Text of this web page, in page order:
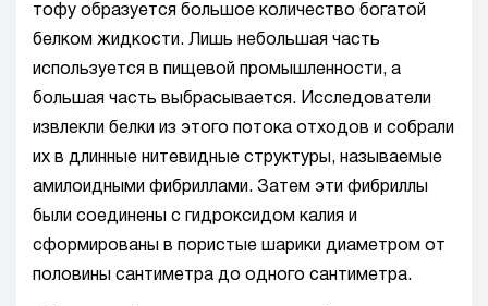
тофу образуется большое количество богатой
белком жидкости. Лишь небольшая часть
используется в пищевой промышленности, а
большая часть выбрасывается. Исследователи
извлекли белки из этого потока отходов и собрали
их в длинные нитевидные структуры, называемые
амилоидными фибриллами. Затем эти фибриллы
были соединены с гидроксидом калия и
сформированы в пористые шарики диаметром от
половины сантиметра до одного сантиметра.